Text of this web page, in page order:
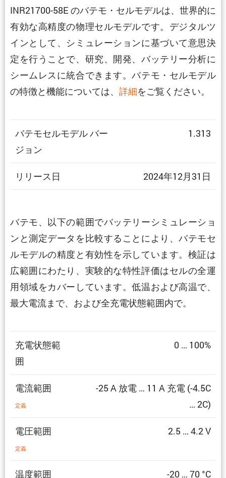
INR21700-58E のバテモ・セルモデルは、世界的に
有効な高精度の物理セルモデルです。デジタルツ
インとして、シミュレーションに基づいて意思決
定を行うことで、研究、開発、バッテリー分析に
シームレスに統合できます。バテモ・セルモデル
の特徴と機能については、 詳細をご覧ください。
バテモセルモデル バー
ジョン
1.313
リリース日 2024年12月31日
バテモ、以下の範囲でバッテリーシミュレーショ
ンと測定データを比較することにより、バテモセ
ルモデルの精度と有効性を示しています。検証は
広範囲にわたり、実験的な特性評価はセルの全運
用領域をカバーしています。低温および高温で、
最大電流まで、および全充電状態範囲内で。
充電状態範
囲
0 … 100%
電流範囲
定義
-25 A 放電 … 11 A 充電 (-4.5C
… 2C)
電圧範囲
定義
2.5 … 4.2 V
温度範囲 -20 … 70 °C